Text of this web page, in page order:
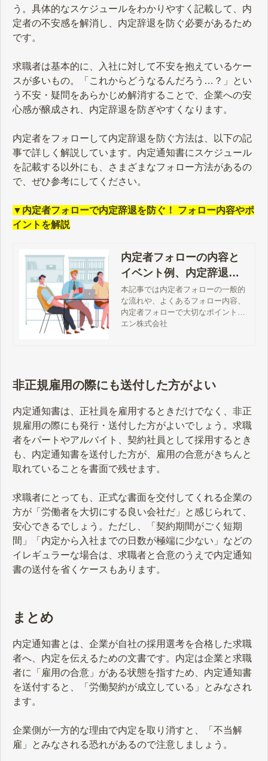
う。具体的なスケジュールをわかりやすく記載して、内
定者の不安感を解消し、内定辞退を防ぐ必要があるため
です。
求職者は基本的に、入社に対して不安を抱えているケー
スが多いもの。「これからどうなるんだろう…？」とい
う不安・疑問をあらかじめ解消することで、企業への安
心感が醸成され、内定辞退を防ぎやすくなります。
内定者をフォローして内定辞退を防ぐ方法は、以下の記
事で詳しく解説しています。内定通知書にスケジュール
を記載する以外にも、さまざまなフォロー方法があるの
で、ぜひ参考にしてください。
▼内定者フォローで内定辞退を防ぐ！ フォロー内容やポ
イントを解説
内定者フォローの内容と
イベント例、内定辞退を
防ぐポイントも解説
本記事では内定者フォローの一般的
な流れや、よくあるフォロー内容、
内定者フォローで大切なポイントに
ついて解説します。適切な内定者フ
エン株式会社
非正規雇用の際にも送付した方がよい
内定通知書は、正社員を雇用するときだけでなく、非正
規雇用の際にも発行・送付した方がよいでしょう。求職
者をパートやアルバイト、契約社員として採用するとき
も、内定通知書を送付した方が、雇用の合意がきちんと
取れていることを書面で残せます。
求職者にとっても、正式な書面を交付してくれる企業の
方が「労働者を大切にする良い会社だ」と感じられて、
安心できるでしょう。ただし、「契約期間がごく短期
間」「内定から入社までの日数が極端に少ない」などの
イレギュラーな場合は、求職者と合意のうえで内定通知
書の送付を省くケースもあります。
まとめ
内定通知書とは、企業が自社の採用選考を合格した求職
者へ、内定を伝えるための文書です。内定は企業と求職
者に「雇用の合意」がある状態を指すため、内定通知書
を送付すると、「労働契約が成立している」とみなされ
ます。
企業側が一方的な理由で内定を取り消すと、「不当解
雇」とみなされる恐れがあるので注意しましょう。